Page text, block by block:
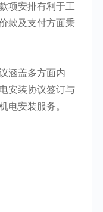
项安排有利于工
款及支付方面秉
涵盖多方面内
安装协议签订与
电安装服务。